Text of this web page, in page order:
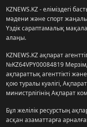
KZNEWS.KZ - еліміздегі
мәдени және спорт
Үздік сараптамалық
алаңы.
KZNEWS.KZ ақпарат
№KZ64VPY00084819
ақпараттық агенттікті
қою туралы куәлігі,
министрлігінің Ақпарат
Бұл желілік ресурстың
асқан азаматтарға